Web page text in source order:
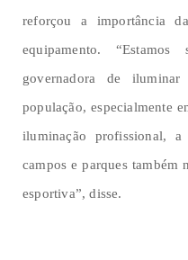
reforçou a importância
equipamento.
governadora de
população, especialmente
iluminação profissional,
campos e parques também
esportiva”, disse.